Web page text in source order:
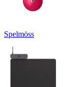
Spelmöss